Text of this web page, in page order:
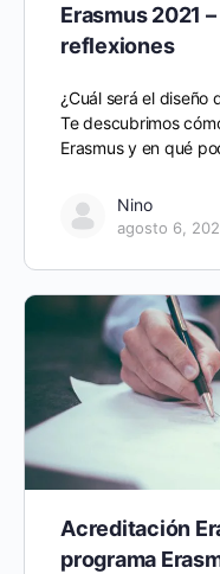
Erasmus 2021
reflexiones
¿Cuál será el diseño
Te descubrimos
Erasmus y en qué
Nino
agosto 6,
Acreditación
programa